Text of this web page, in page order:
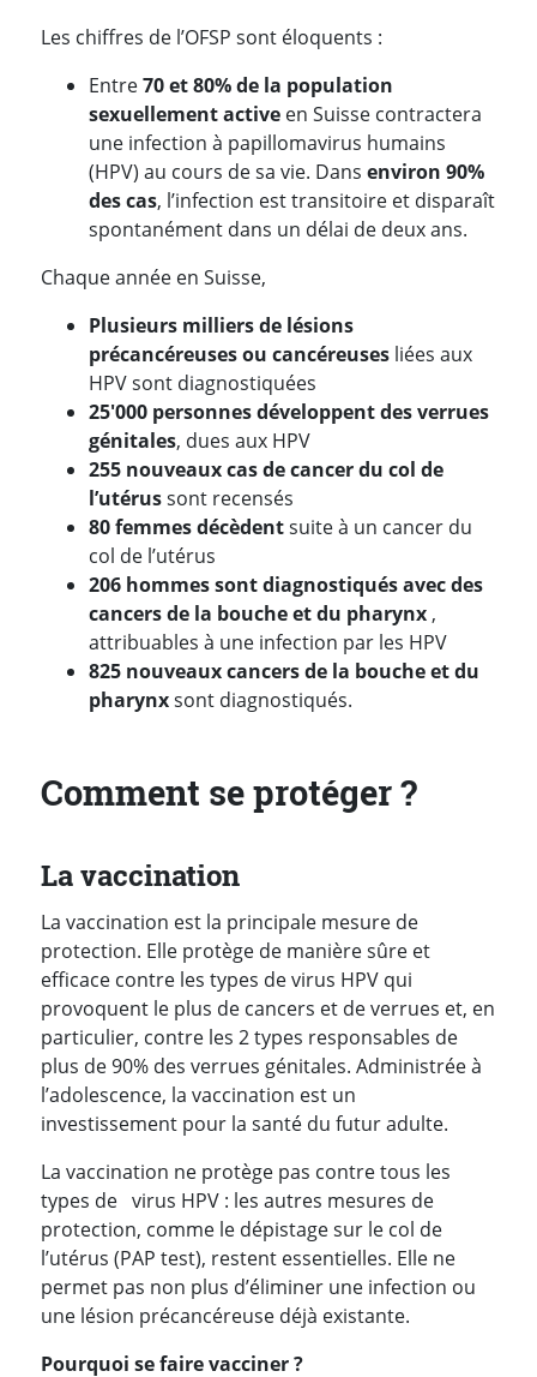
Les chiffres de l’OFSP sont éloquents :
Entre70 et 80% de la population
sexuellement active en Suisse contractera
une infection à papillomavirus humains
(HPV) au cours de sa vie. Dans environ 90%
des cas, l’infection est transitoire et disparaît
spontanément dans un délai de deux ans.
Chaque année en Suisse,
Plusieurs milliers de lésions
précancéreuses ou cancéreuses liées aux
HPV sont diagnostiquées
25'000 personnes développent des verrues
génitales, dues aux HPV
255 nouveaux cas de cancer du col de
l’utérussont recensés
80 femmes décèdentsuite à un cancer du
col de l’utérus
206 hommes sont diagnostiqués avec des
cancers de la bouche et du pharynx ,
attribuables à une infection par les HPV
825 nouveaux cancers de la bouche et du
pharynxsont diagnostiqués.
Comment se protéger ?
La vaccination
La vaccination est la principale mesure de
protection. Elle protège de manière sûre et
efficace contre les types de virus HPV qui
provoquent le plus de cancers et de verrues et, en
particulier, contre les 2 types responsables de
plus de 90% des verrues génitales. Administrée à
l’adolescence, la vaccination est un
investissement pour la santé du futur adulte.
La vaccination ne protège pas contre tous les
types de virus HPV : les autres mesures de
protection, comme le dépistage sur le col de
l’utérus (PAP test), restent essentielles. Elle ne
permet pas non plus d’éliminer une infection ou
une lésion précancéreuse déjà existante.
Pourquoi se faire vacciner ?